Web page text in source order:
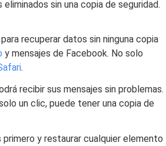
sin una copia de seguridad.
recuperar datos sin ninguna copia
y mensajes de Facebook. No solo
.
recibir sus mensajes sin problemas.
un clic, puede tener una copia de
y restaurar cualquier elemento